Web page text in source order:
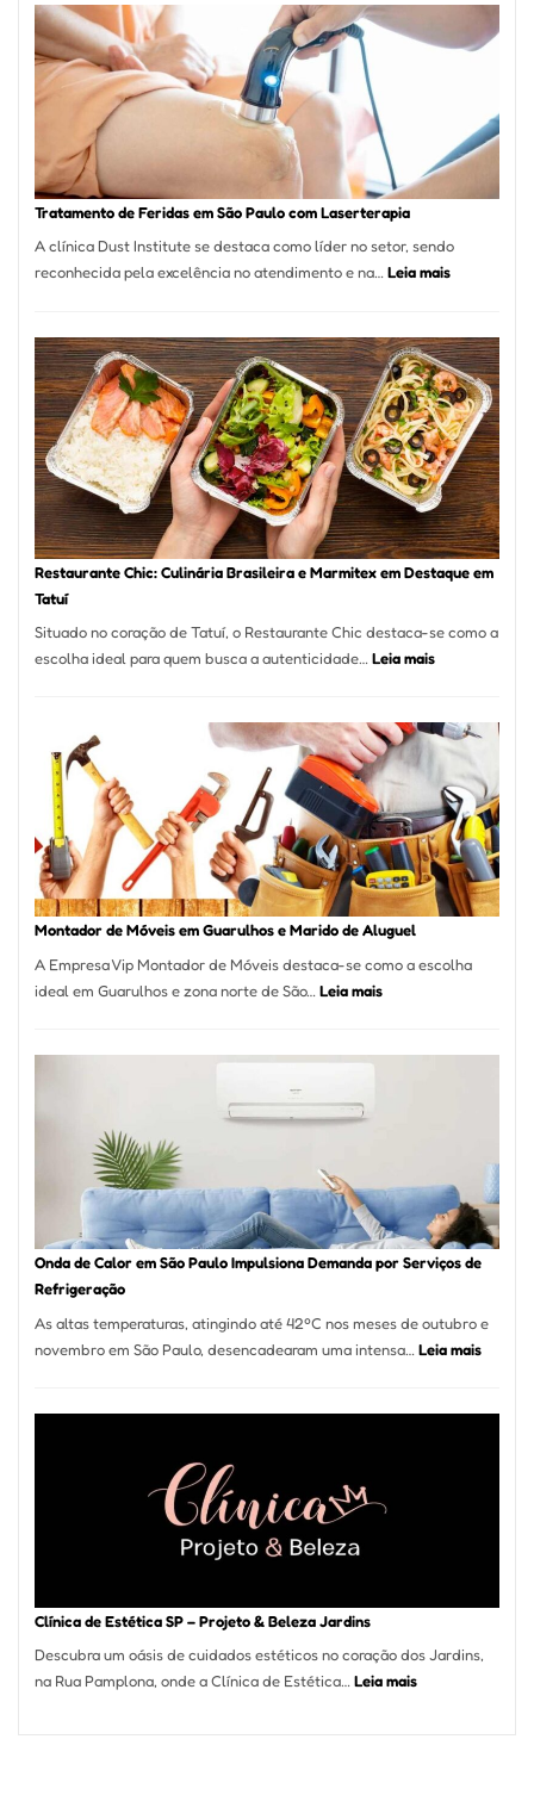
de
São
Paulo
Inicia
2025
com
Crescimento
Recorde
9,9%
Tratamento de Feridas em São Paulo com Laserterapia
A clínica Dust Institute se destaca como líder no setor, sendo
reconhecida pela excelência no atendimento e na…Leia mais:
Feridas
em
São
Paulo
com
Restaurante Chic: Culinária Brasileira e Marmitex em Destaque em
Tatuí
Situado no coração de Tatuí, o Restaurante Chic destaca-se como a
escolha ideal para quem busca a autenticidade… Leia mais:
Culinária
Brasileira
e
Marmitex
em
Destaque
em
Tatuí
Montador de Móveis em Guarulhos e Marido de Aluguel
A Empresa Vip Montador de Móveis destaca-se como a escolha
ideal em Guarulhos e zona norte de São… Leia mais:
de
Aluguel
Onda de Calor em São Paulo Impulsiona Demanda por Serviços de
Refrigeração
As altas temperaturas, atingindo até 42ºC nos meses de outubro e
novembro em São Paulo, desencadearam uma intensa… Leia mais:
Clínica de Estética SP – Projeto & Beleza Jardins
Descubra um oásis de cuidados estéticos no coração dos Jardins,
na Rua Pamplona, onde a Clínica de Estética…Leia mais: